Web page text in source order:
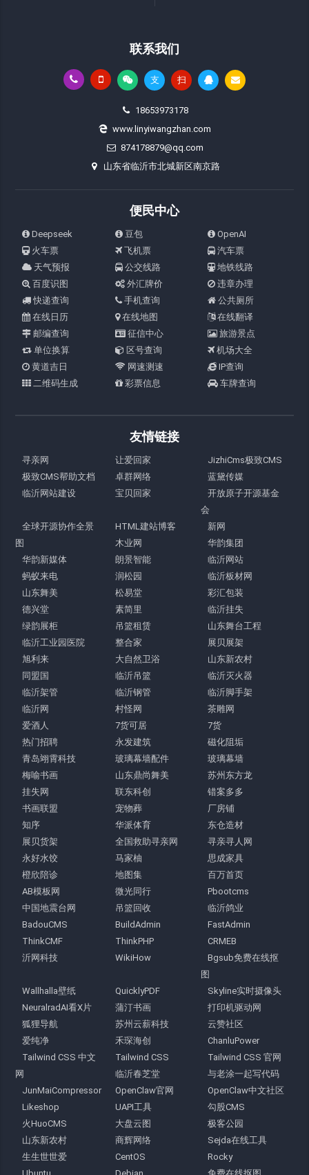
联系我们
支 扫
18653973178
www.linyiwangzhan.com
874178879@qq.com
山东省临沂市北城新区南京路
便民中心
Deepseek 豆包
OpenAI
火车票
飞机票
汽车票
天气预报
公交线路
地铁线路
百度识图
外汇牌价
违章办理
快递查询
手机查询
公共厕所
在线日历
在线地图
在线翻译
邮编查询
征信中心
旅游景点
单位换算
区号查询
机场大全
黄道吉日
网速测速
IP查询
二维码生成
彩票信息 车牌查询
友情链接
寻亲网 让爱回家
JizhiCms极致CMS
极致CMS帮助文档
卓群网络
蓝黛传媒
临沂网站建设
宝贝回家
开放原子开源基金
会
全球开源协作全景
图
HTML建站博客
新网
木业网
华韵集团
华韵新媒体
朗景智能
临沂网站
蚂蚁来电
润松园
临沂板材网
山东舞美
松易堂
彩汇包装
德兴堂
素简里
临沂挂失
绿韵展柜
吊篮租赁
山东舞台工程
临沂工业园医院
整合家
展贝展架
旭利来
大自然卫浴
山东新农村
同盟国
临沂吊篮
临沂灭火器
临沂架管
临沂钢管
临沂脚手架
临沂网
村怪网
茶雕网
爱酒人
7货可居
7货
热门招聘
永发建筑
磁化阻垢
青岛翊霄科技
玻璃幕墙配件
玻璃幕墙
梅喻书画
山东鼎尚舞美
苏州东方龙
挂失网
联东科创
错案多多
书画联盟
宠物葬
厂房铺
知序
华派体育
东仓造材
展贝货架
全国救助寻亲网
寻亲寻人网
永好水饺
马家柚
思成家具
橙欣陪诊
地图集
百万首页
AB模板网
微光同行
Pbootcms
中国地震台网
吊篮回收
临沂鸽业
BadouCMS
BuildAdmin
FastAdmin
ThinkCMF
ThinkPHP
CRMEB
沂网科技
WikiHow
Bgsub免费在线抠
图
Wallhalla壁纸
QuicklyPDF
Skyline实时摄像头
NeuralradAI看X片
蒲汀书画
打印机驱动网
狐狸导航
苏州云薪科技
云赞社区
爱纯净
禾琛海创
ChanluPower
Tailwind CSS 中文
网
Tailwind CSS
Tailwind CSS 官网
临沂春芝堂
与老涂一起写代码
JunMaiCompressor
OpenClaw官网
OpenClaw中文社区
Likeshop
UAPI工具
勾股CMS
火HuoCMS
大盘云图
极客公园
山东新农村
商辉网络
Sejda在线工具
生生世世爱
CentOS
Rocky